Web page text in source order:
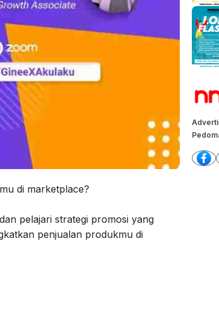
di marketplace?
pelajari strategi promosi yang
penjualan produkmu di